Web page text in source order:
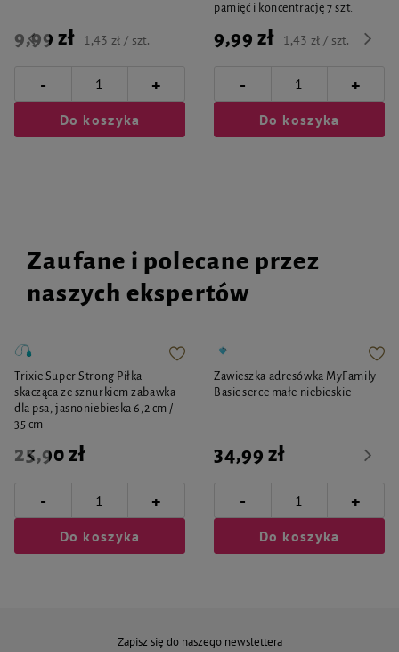
9,99 zł 1,43 zł / szt.
- +
Do koszyka
pamięć i koncentrację 7 szt.
9,99 zł 1,43 zł / szt.
- +
Do koszyka
Zaufane i polecane przez
naszych ekspertów
Trixie Super Strong Piłka
skacząca ze sznurkiem zabawka
dla psa, jasnoniebieska 6,2 cm /
35 cm
25,90 zł
- +
Do koszyka
Zawieszka adresówka MyFamily
Basic serce małe niebieskie
34,99 zł
- +
Do koszyka
Zapisz się do naszego newslettera